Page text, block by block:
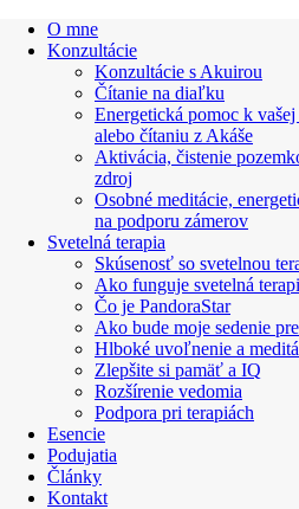
O mne
Konzultácie
Konzultácie s Akuirou
Čítanie na diaľku
Energetická pomoc k
alebo čítaniu z Akáše
Aktivácia, čistenie
zdroj
Osobné meditácie,
na podporu zámerov
Svetelná terapia
Skúsenosť so svetelnou
Ako funguje svetelná
Čo je PandoraStar
Ako bude moje sedenie
Hlboké uvoľnenie a
Zlepšite si pamäť a IQ
Rozšírenie vedomia
Podpora pri terapiách
Esencie
Podujatia
Články
Kontakt